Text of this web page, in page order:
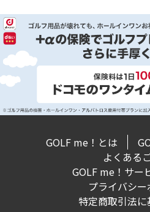
GOLF me！とは
よくある
GOLF me！サー
プライバシー
特定商取引法